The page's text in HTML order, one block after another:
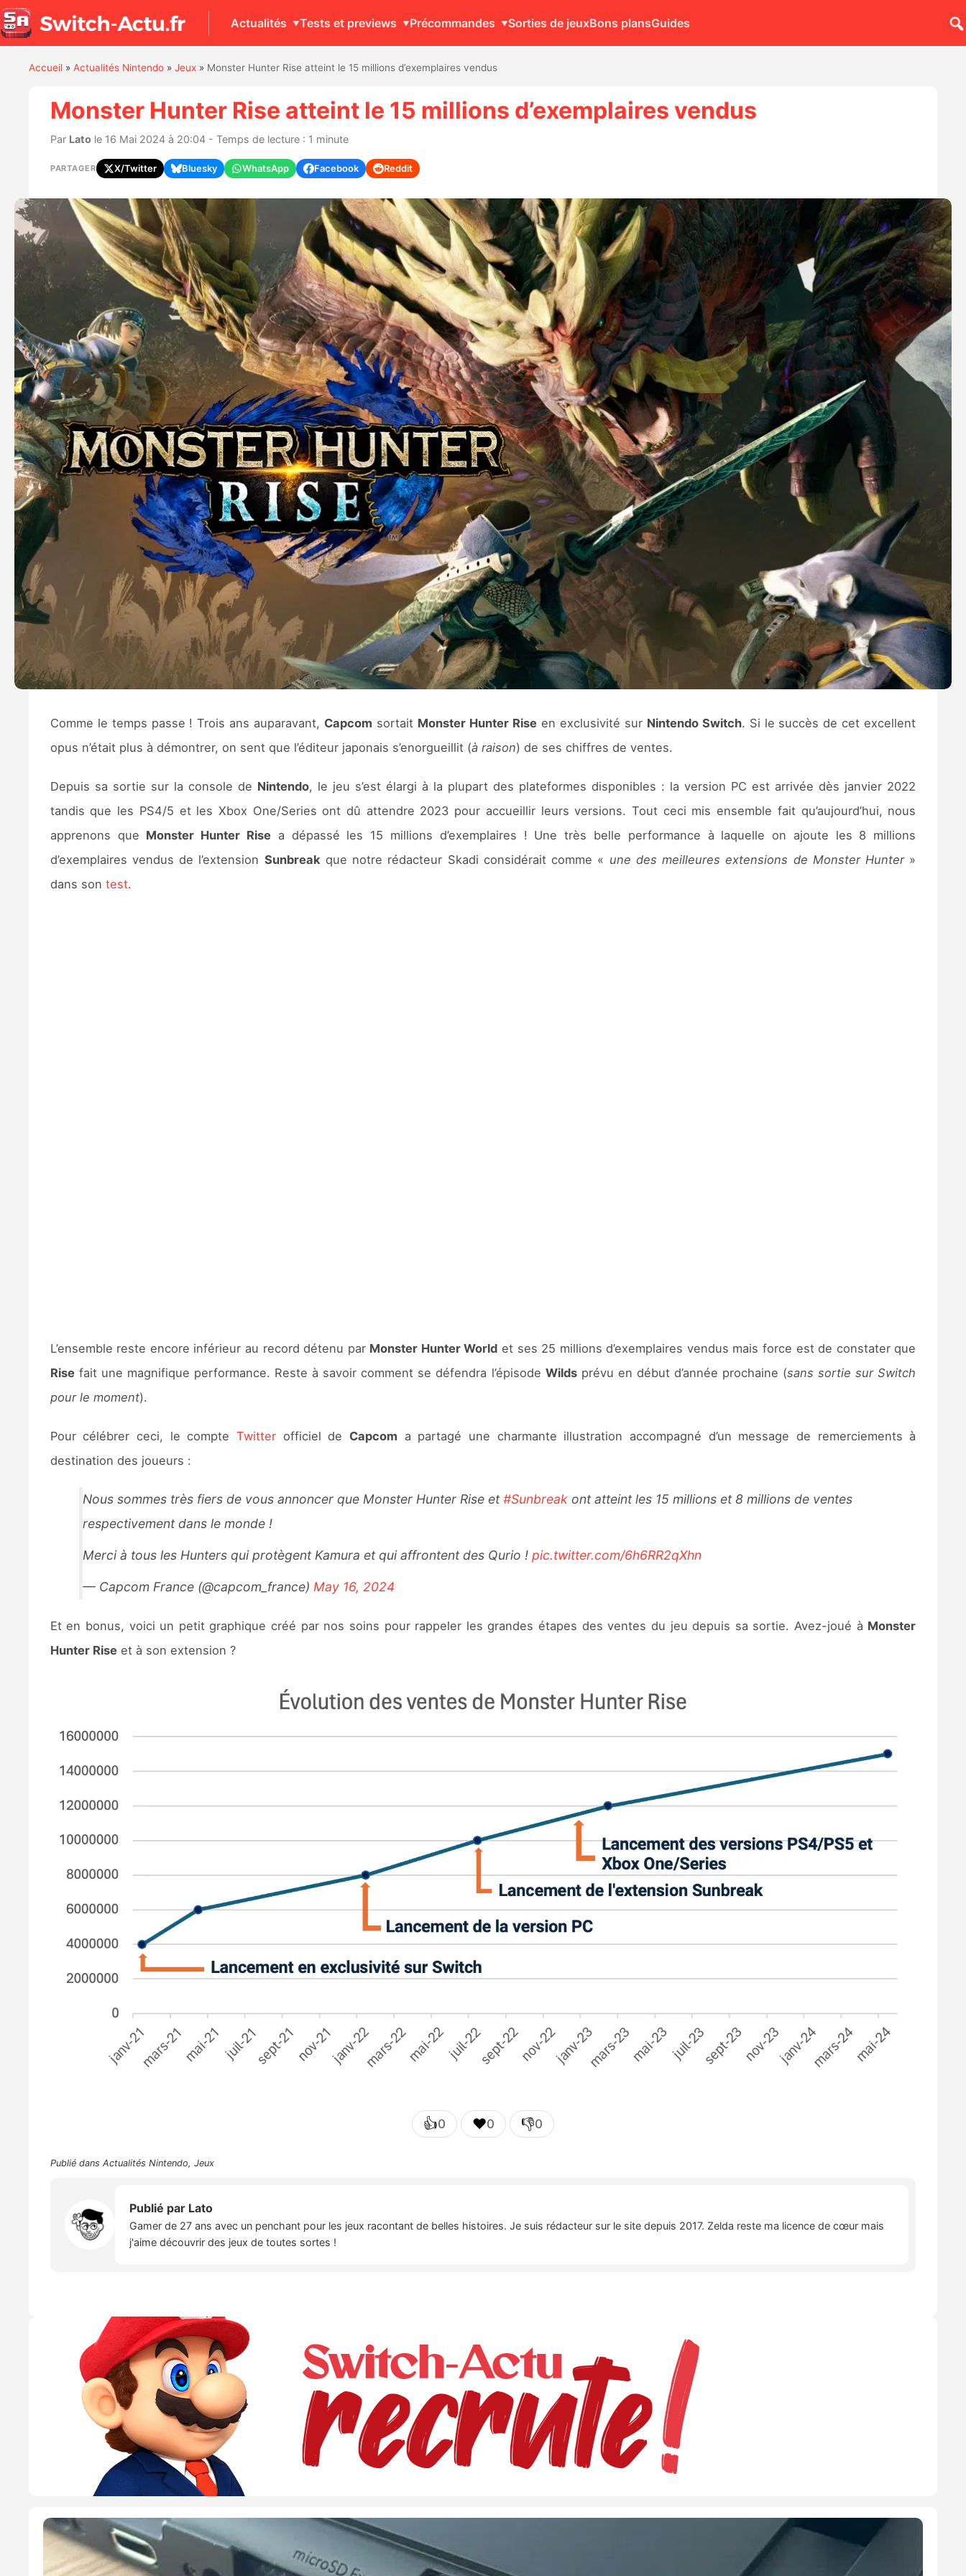
Actualités Tests et previews Précommandes Sorties de jeuxBons plansGuides
Accueil» Actualités Nintendo» Jeux» Monster Hunter Rise atteint le 15 millions d’exemplaires vendus
Monster Hunter Rise atteint le 15 millions d’exemplaires vendus
Par Latole 16 Mai 2024 à 20:04 - Temps de lecture : 1 minute
PARTAGER X/Twitter Bluesky WhatsApp Facebook Reddit
Comme le temps passe ! Trois ans auparavant, Capcom sortait Monster Hunter Riseen exclusivité sur Nintendo Switch. Si le succès de cet excellent
opus n’était plus à démontrer, on sent que l’éditeur japonais s’enorgueillit (à raison) de ses chiffres de ventes.
Depuis sa sortie sur la console de Nintendo, le jeu s’est élargi à la plupart des plateformes disponibles : la version PC est arrivée dès janvier 2022
tandis que les PS4/5 et les Xbox One/Series ont dû attendre 2023 pour accueillir leurs versions. Tout ceci mis ensemble fait qu’aujourd’hui, nous
apprenons que Monster Hunter Risea dépassé les 15 millions d’exemplaires ! Une très belle performance à laquelle on ajoute les 8 millions
d’exemplaires vendus de l’extension Sunbreakque notre rédacteur Skadi considérait comme « une des meilleures extensions de Monster Hunter»
dans son test.
L’ensemble reste encore inférieur au record détenu par Monster Hunter World et ses 25 millions d’exemplaires vendus mais force est de constater que
Risefait une magnifique performance. Reste à savoir comment se défendra l’épisode Wildsprévu en début d’année prochaine (sans sortie sur Switch
pour le moment).
Pour célébrer ceci, le compteTwitter officiel de Capcom a partagé une charmante illustration accompagné d’un message de remerciements à
destination des joueurs :
Nous sommes très fiers de vous annoncer que Monster Hunter Rise et#Sunbreakont atteint les 15 millions et 8 millions de ventes
respectivement dans le monde !
Merci à tous les Hunters qui protègent Kamura et qui affrontent des Qurio ! pic.twitter.com/6h6RR2qXhn
— Capcom France (@capcom_france) May 16, 2024
Et en bonus, voici un petit graphique créé par nos soins pour rappeler les grandes étapes des ventes du jeu depuis sa sortie. Avez-joué à Monster
Hunter Riseet à son extension ?
👍0 ❤️0 👎0
Publié dans Actualités Nintendo, Jeux
Publié par Lato
Gamer de 27 ans avec un penchant pour les jeux racontant de belles histoires. Je suis rédacteur sur le site depuis 2017. Zelda reste ma licence de cœur mais
j'aime découvrir des jeux de toutes sortes !